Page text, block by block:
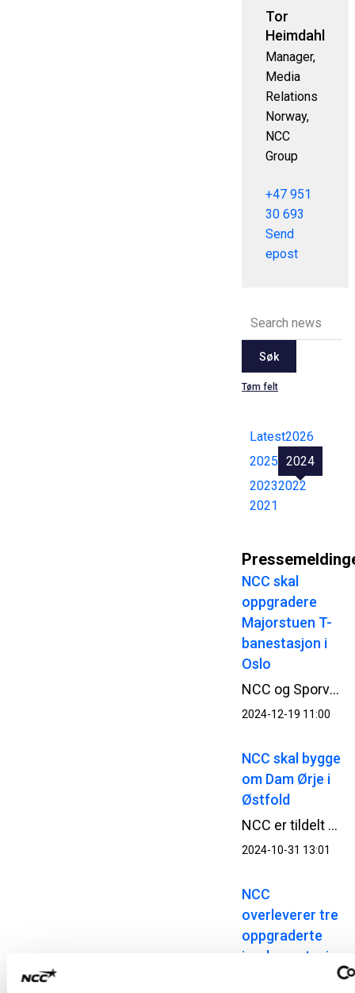
Tor
Heimdahl
Manager,
Media
Relations
Norway,
NCC
Group
+47 951
30 693
Send
epost
Søk
Tøm felt
Latest2026
2025 2024
20232022
2021
NCC skal
oppgradere
Majorstuen T-
banestasjon i
Oslo
NCC og Sporveien har inngått kontrakt for oppgradering av Majorstuen T-banestasjon i Oslo. Kontrakten har en verdi på cirka 350 MNOK.
2024-12-19 11:00
NCC skal bygge
om Dam Ørje i
Østfold
NCC er tildelt kontrakt for ombygging og rehabilitering av Dam Ørje i Østfold. Prosjektet har en kontraktssum på ca. 65 MNOK.
2024-10-31 13:01
NCC
overleverer tre
oppgraderte